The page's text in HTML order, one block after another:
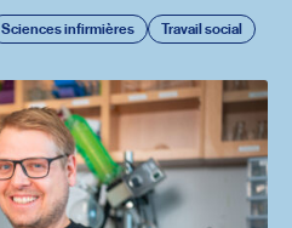
Sciences infirmières Travail social